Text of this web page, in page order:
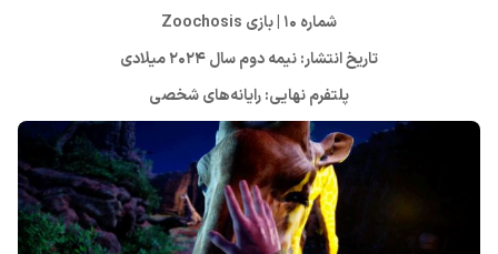
شماره 10 | بازی Zoochosis
تاریخ انتشار: نیمه دوم سال 2024 میلادی
پلتفرم نهایی: رایانه‌های شخصی